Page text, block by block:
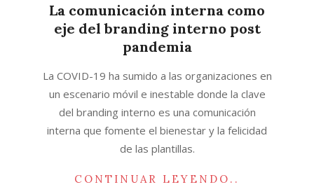
La comunicación interna como
eje del branding interno post
pandemia
12-
14
La COVID-19 ha sumido a las organizaciones en
un escenario móvil e inestable donde la clave
del branding interno es una comunicación
interna que fomente el bienestar y la felicidad
de las plantillas.
CONTINUAR LEYENDO..